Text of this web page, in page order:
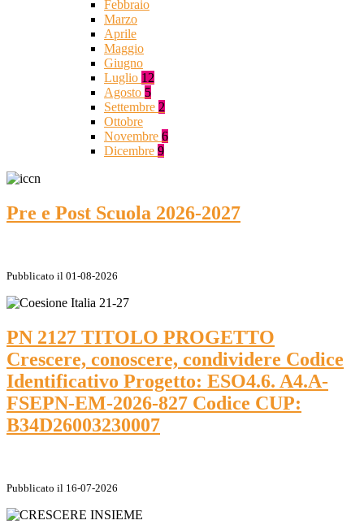
Febbraio
Marzo
Aprile
Maggio
Giugno
Luglio 12
Agosto 5
Settembre 2
Ottobre
Novembre 6
Dicembre 9
Pre e Post Scuola 2026-2027
Pubblicato il 01-08-2026
PN 2127 TITOLO PROGETTO
Crescere, conoscere, condividere Codice
Identificativo Progetto: ESO4.6. A4.A-
FSEPN-EM-2026-827 Codice CUP:
B34D26003230007
Pubblicato il 16-07-2026